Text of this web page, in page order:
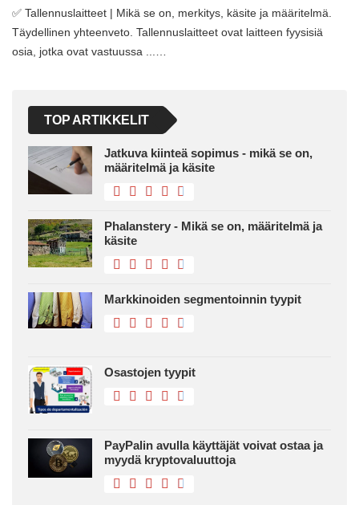
✅ Tallennuslaitteet | Mikä se on, merkitys, käsite ja määritelmä.
Täydellinen yhteenveto. Tallennuslaitteet ovat laitteen fyysisiä
osia, jotka ovat vastuussa ...…
TOP ARTIKKELIT
Jatkuva kiinteä sopimus - mikä se on,
määritelmä ja käsite
Phalanstery - Mikä se on, määritelmä ja
käsite
Markkinoiden segmentoinnin tyypit
Osastojen tyypit
PayPalin avulla käyttäjät voivat ostaa ja
myydä kryptovaluuttoja